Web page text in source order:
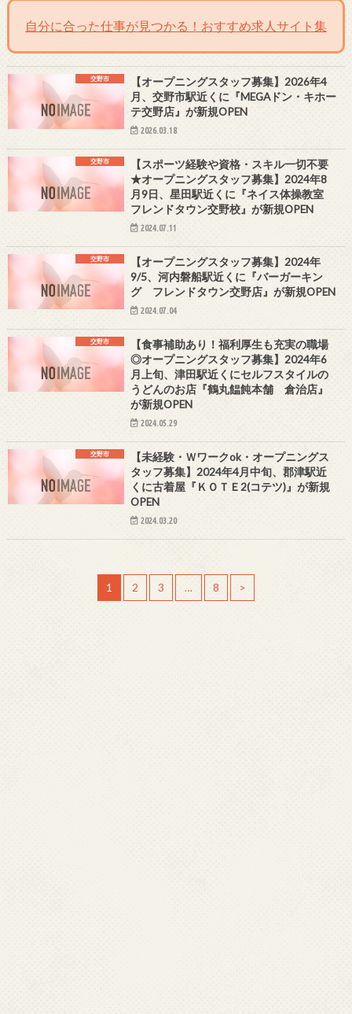
自分に合った仕事が見つかる！おすすめ求人サイト集
交野市
【オープニングスタッフ募集】2026年4
月、交野市駅近くに『MEGAドン・キホー
テ交野店』が新規OPEN
2026.03.18
交野市
【スポーツ経験や資格・スキル一切不要
★オープニングスタッフ募集】2024年8
月9日、星田駅近くに『ネイス体操教室
フレンドタウン交野校』が新規OPEN
2024.07.11
交野市
【オープニングスタッフ募集】2024年
9/5、河内磐船駅近くに『バーガーキン
グ フレンドタウン交野店』が新規OPEN
2024.07.04
交野市
【食事補助あり！福利厚生も充実の職場
◎オープニングスタッフ募集】2024年6
月上旬、津田駅近くにセルフスタイルの
うどんのお店『鶴丸饂飩本舗 倉治店』
が新規OPEN
2024.05.29
交野市
【未経験・Ｗワークok・オープニングス
タッフ募集】2024年4月中旬、郡津駅近
くに古着屋『ＫＯＴＥ2(コテツ)』が新規
OPEN
2024.03.20
1 2 3 … 8 >